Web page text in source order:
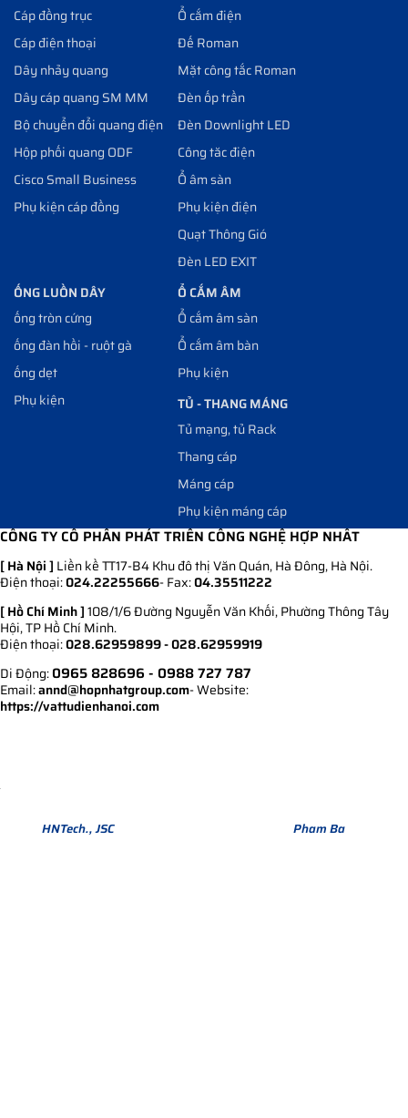
Cáp đồng trục
Cáp điện thoại
Dây nhảy quang
Dây cáp quang SM MM
Bộ chuyển đổi quang điện
Hộp phối quang ODF
Cisco Small Business
Phụ kiện cáp đồng
Ổ cắm điện
Đế Roman
Mặt công tắc Roman
Đèn ốp trần
Đèn Downlight LED
Công tăc điện
Ổ âm sàn
Phụ kiện điện
Quạt Thông Gió
Đèn LED EXIT
ỐNG LUỒN DÂY
ống tròn cứng
ống đàn hồi - ruột gà
ống dẹt
Phụ kiện
Ổ CẮM ÂM
Ổ cắm âm sàn
Ổ cắm âm bàn
Phụ kiện
TỦ - THANG MÁNG
Tủ mạng, tủ Rack
Thang cáp
Máng cáp
Phụ kiện máng cáp
CÔNG TY CỔ PHẦN PHÁT TRIỂN CÔNG NGHỆ HỢP NHẤT
[ Hà Nội ] Liền kề TT17-B4 Khu đô thị Văn Quán, Hà Đông, Hà Nội.
Điện thoại:024.22255666- Fax:04.35511222
[ Hồ Chí Minh ]108/1/6 Đường Nguyễn Văn Khối, Phường Thông Tây
Hội, TP Hồ Chí Minh.
Điện thoại:028.62959899 - 028.62959919
Di Động:0965 828696 - 0988 727 787
Email:annd@hopnhatgroup.com- Website:
https://vattudienhanoi.com
HNTech., JSC Pham Ba